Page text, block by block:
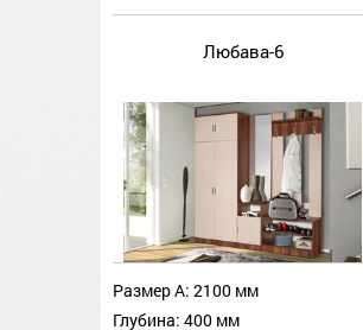
Любава-6
Размер А: 2100 мм
Глубина: 400 мм